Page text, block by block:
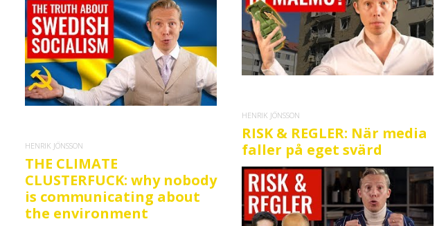
HENRIK JÖNSSON
RISK & REGLER: När media
faller på eget svärd
HENRIK JÖNSSON
THE CLIMATE
CLUSTERFUCK: why nobody
is communicating about
the environment